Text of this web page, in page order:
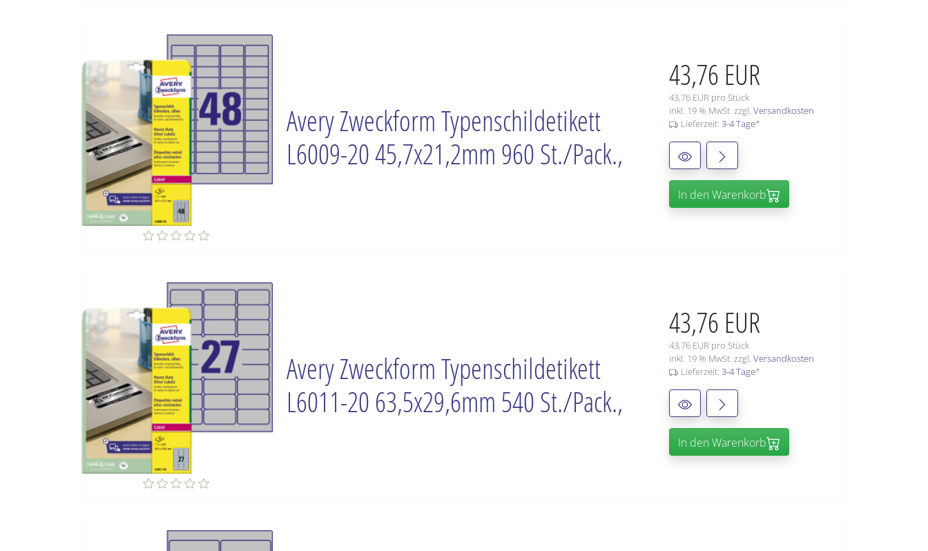
43,76 EUR
43,76 EUR pro Stück
inkl. 19 % MwSt. zzgl. Versandkosten
Lieferzeit: 3-4 Tage*
In den Warenkorb
Avery Zweckform Typenschildetikett
L6009-20 45,7x21,2mm 960 St./Pack.,
43,76 EUR
43,76 EUR pro Stück
inkl. 19 % MwSt. zzgl. Versandkosten
Lieferzeit: 3-4 Tage*
In den Warenkorb
Avery Zweckform Typenschildetikett
L6011-20 63,5x29,6mm 540 St./Pack.,